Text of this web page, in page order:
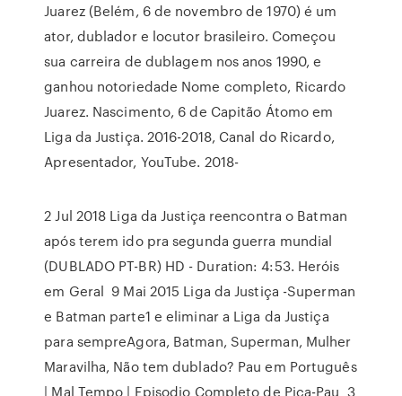
Juarez (Belém, 6 de novembro de 1970) é um
ator, dublador e locutor brasileiro. Começou
sua carreira de dublagem nos anos 1990, e
ganhou notoriedade Nome completo, Ricardo
Juarez. Nascimento, 6 de Capitão Átomo em
Liga da Justiça. 2016-2018, Canal do Ricardo,
Apresentador, YouTube. 2018-
2 Jul 2018 Liga da Justiça reencontra o Batman
após terem ido pra segunda guerra mundial
(DUBLADO PT-BR) HD - Duration: 4:53. Heróis
em Geral 9 Mai 2015 Liga da Justiça -Superman
e Batman parte1 e eliminar a Liga da Justiça
para sempreAgora, Batman, Superman, Mulher
Maravilha, Não tem dublado? Pau em Português
| Mal Tempo | Episodio Completo de Pica-Pau 3